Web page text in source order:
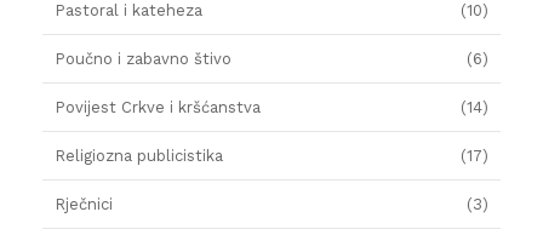
Pastoral i kateheza (10)
Poučno i zabavno štivo (6)
Povijest Crkve i kršćanstva (14)
Religiozna publicistika (17)
Rječnici (3)